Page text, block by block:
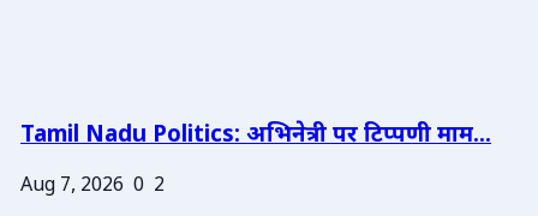
Tamil Nadu Politics: अभिनेत्री पर टिप्पणी माम...
Aug 7, 2026 0 2